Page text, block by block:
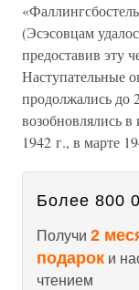
(Эсэсовцам
предоставив эту
Наступательные
продолжались до
возобновлялись в
1942 г., в марте
Более 800
Получи 2
подарок и
чтением